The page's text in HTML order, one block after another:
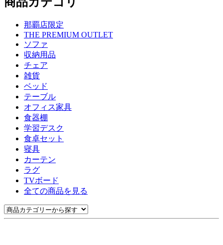
那覇店限定
THE PREMIUM OUTLET
ソファ
収納用品
チェア
雑貨
ベッド
テーブル
オフィス家具
食器棚
学習デスク
食卓セット
寝具
カーテン
ラグ
TVボード
全ての商品を見る